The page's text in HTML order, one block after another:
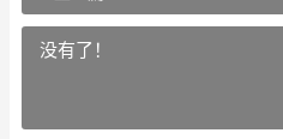
没有了！